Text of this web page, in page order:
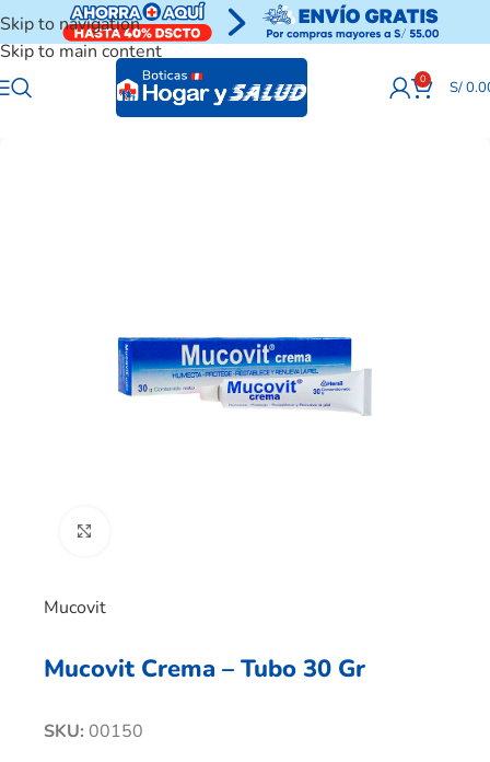
Skip to navigation
Skip to main content
0 S/
Mucovit
Mucovit Crema – Tubo 30 Gr
SKU: 00150